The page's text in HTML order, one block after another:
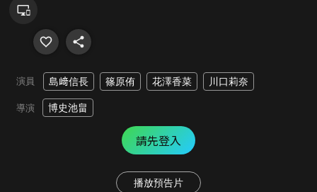
演員 島﨑信長 篠原侑 花澤香菜 川口莉奈
導演 博史池畠
請先登入
播放預告片